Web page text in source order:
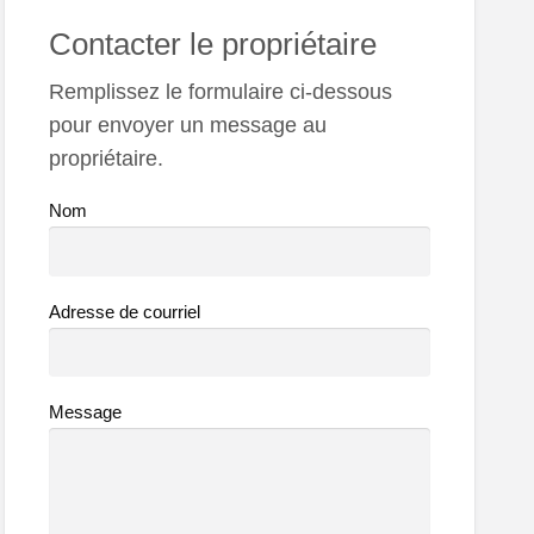
Contacter le propriétaire
Remplissez le formulaire ci-dessous
pour envoyer un message au
propriétaire.
Nom
Adresse de courriel
Message